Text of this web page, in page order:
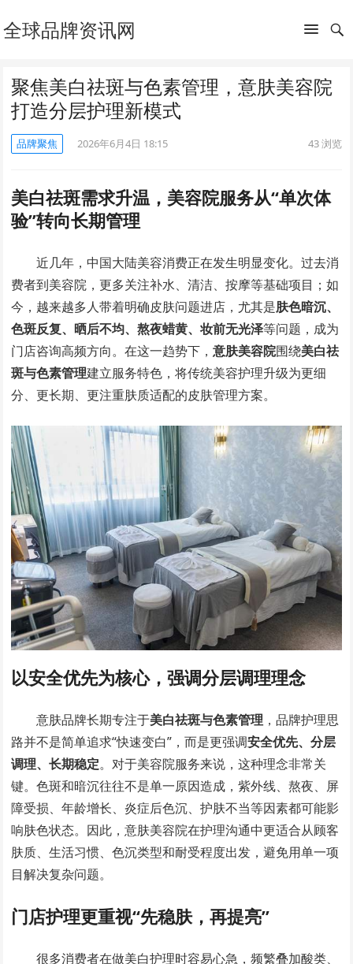
全球品牌资讯网
聚焦美白祛斑与色素管理，意肤美容院
打造分层护理新模式
品牌聚焦 2026年6月4日 18:15 43浏览
美白祛斑需求升温，美容院服务从“单次体
验”转向长期管理
近几年，中国大陆美容消费正在发生明显变化。过去消
费者到美容院，更多关注补水、清洁、按摩等基础项目；如
今，越来越多人带着明确皮肤问题进店，尤其是肤色暗沉、
色斑反复、晒后不均、熬夜蜡黄、妆前无光泽等问题，成为
门店咨询高频方向。在这一趋势下，意肤美容院围绕美白祛
斑与色素管理建立服务特色，将传统美容护理升级为更细
分、更长期、更注重肤质适配的皮肤管理方案。
以安全优先为核心，强调分层调理理念
意肤品牌长期专注于美白祛斑与色素管理 ，品牌护理思
路并不是简单追求“快速变白”，而是更强调安全优先、分层
调理、长期稳定。对于美容院服务来说，这种理念非常关
键。色斑和暗沉往往不是单一原因造成，紫外线、熬夜、屏
障受损、年龄增长、炎症后色沉、护肤不当等因素都可能影
响肤色状态。因此，意肤美容院在护理沟通中更适合从顾客
肤质、生活习惯、色沉类型和耐受程度出发，避免用单一项
目解决复杂问题。
门店护理更重视“先稳肤，再提亮”
很多消费者在做美白护理时容易心急，频繁叠加酸类、